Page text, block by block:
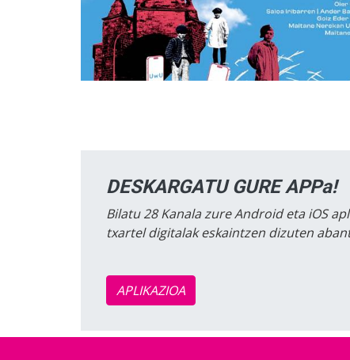
DESKARGATU GURE APPa!
Bilatu 28 Kanala zure Android eta iOS
txartel digitalak eskaintzen dizuten
APLIKAZIOA